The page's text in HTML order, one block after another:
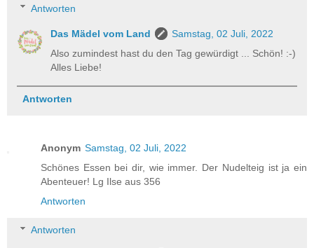
Antworten
Das Mädel vom Land
Samstag, 02 Juli, 2022
Also zumindest hast du den Tag gewürdigt ... Schön! :-)
Alles Liebe!
Antworten
Anonym Samstag, 02 Juli, 2022
Schönes Essen bei dir, wie immer. Der Nudelteig ist ja ein
Abenteuer! Lg Ilse aus 356
Antworten
Antworten